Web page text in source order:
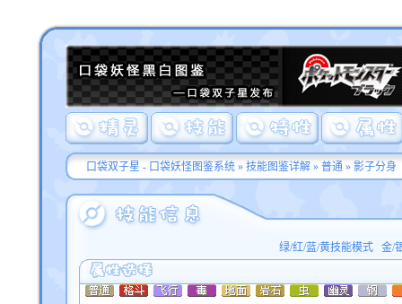
口袋双子星 - 口袋妖怪图鉴系统» 技能图鉴详解» 普通» 影子分身
绿/红/蓝/黄技能模式 金/